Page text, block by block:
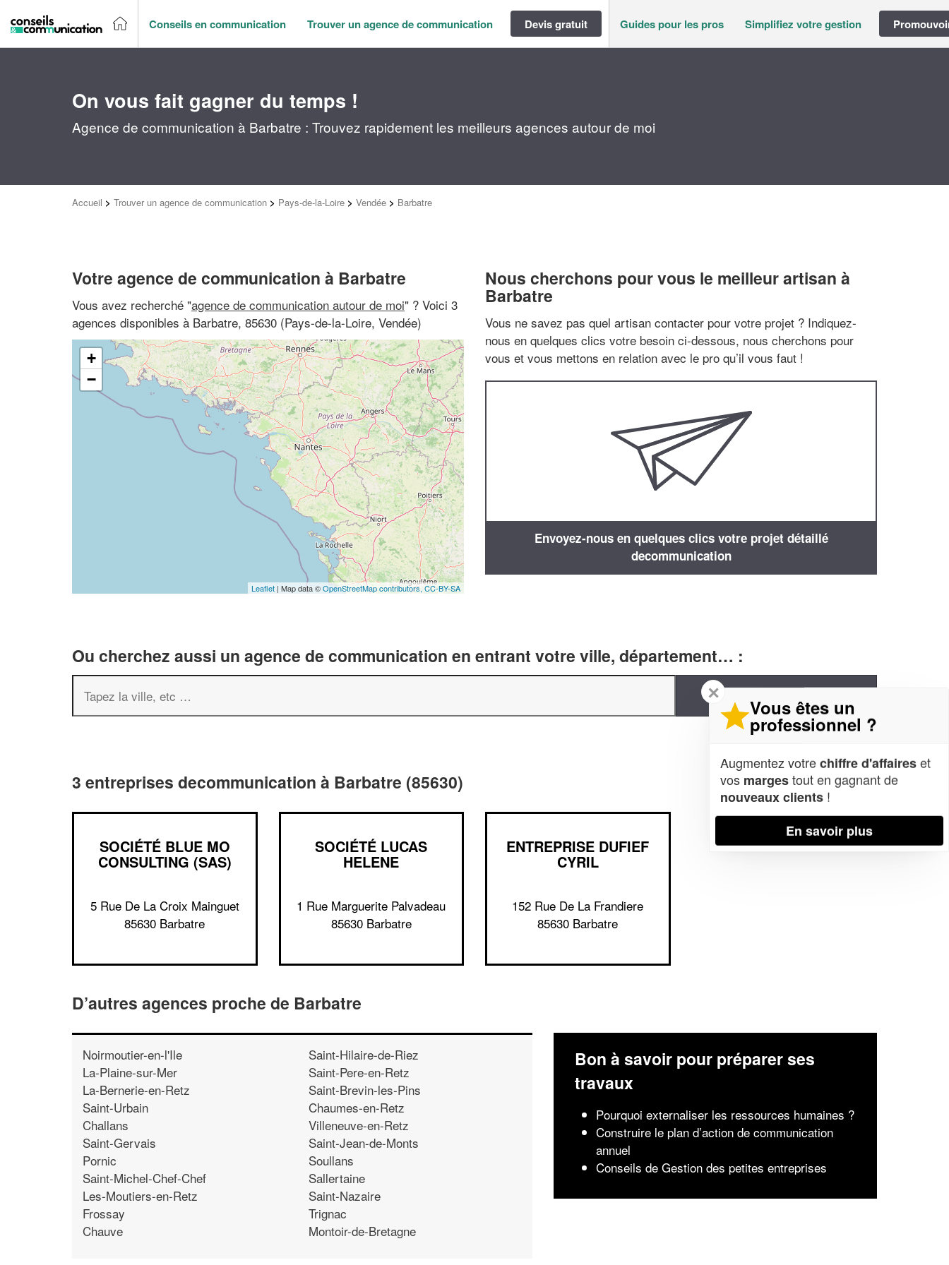
Conseils en communication Trouver un agence de communication Devis gratuit Guides pour les pros Simplifiez votre gestion
On vous fait gagner du temps !
Agence de communication à Barbatre : Trouvez rapidement les meilleurs agences autour de moi
Accueil > Trouver un agence de communication > Pays-de-la-Loire > Vendée > Barbatre
Votre agence de communication à Barbatre
Vous avez recherché "agence de communication autour de moi" ? Voici 3
agences disponibles à Barbatre, 85630 (Pays-de-la-Loire, Vendée)
+
−
Leaflet | Map data ©OpenStreetMap contributors,CC-BY-SA
Nous cherchons pour vous le meilleur artisan à
Barbatre
Vous ne savez pas quel artisan contacter pour votre projet ? Indiquez-
nous en quelques clics votre besoin ci-dessous, nous cherchons pour
vous et vous mettons en relation avec le pro qu’il vous faut !
Envoyez-nous en quelques clics votre projet détaillé
decommunication
Ou cherchez aussi un agence de communication en entrant votre ville, département… :
3 entreprises decommunication à Barbatre (85630)
SOCIÉTÉ BLUE MO
CONSULTING (SAS)
5 Rue De La Croix Mainguet
85630 Barbatre
SOCIÉTÉ LUCAS
HELENE
1 Rue Marguerite Palvadeau
85630 Barbatre
ENTREPRISE DUFIEF
CYRIL
152 Rue De La Frandiere
85630 Barbatre
D’autres agences proche de Barbatre
Noirmoutier-en-l'Ile
La-Plaine-sur-Mer
La-Bernerie-en-Retz
Saint-Urbain
Challans
Saint-Gervais
Pornic
Saint-Michel-Chef-Chef
Les-Moutiers-en-Retz
Frossay
Chauve
Saint-Hilaire-de-Riez
Saint-Pere-en-Retz
Saint-Brevin-les-Pins
Chaumes-en-Retz
Villeneuve-en-Retz
Saint-Jean-de-Monts
Soullans
Sallertaine
Saint-Nazaire
Trignac
Montoir-de-Bretagne
Bon à savoir pour préparer ses
travaux
Pourquoi externaliser les ressources humaines ?
Construire le plan d’action de communication
annuel
Conseils de Gestion des petites entreprises
✕
Vous êtes un
professionnel ?
Augmentez votrechiffre d'affaireset
vos margestout en gagnant de
nouveaux clients !
En savoir plus